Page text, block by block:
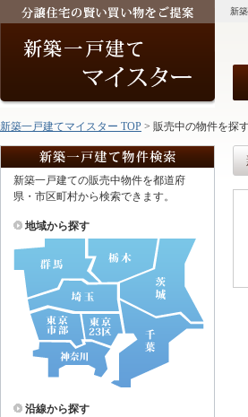
新
新築一戸建てマイスター TOP > 販売中の物件を探
新築一戸建ての販売中物件を都道府
県・市区町村から検索できます。
地域から探す
沿線から探す